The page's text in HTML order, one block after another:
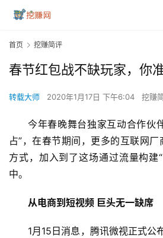
首页 挖赚简评
春节红包战不缺玩家，你
转载大师 2020年1月17日 下午6:04 挖赚
今年春晚舞台独家互动合作伙
占”，在春节期间，更多的互联网厂
方式，加入到了这场通过流量构建
中。
从电商到短视频 巨头无一缺席
1月15日消息，腾讯微视正式